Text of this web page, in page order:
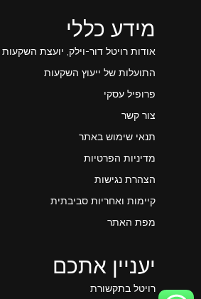
מידע כללי
אודות רויטל דור-וילק, יועצת השקעות
התועלות של ייעוץ השקעות
פרופיל עסקי
צור קשר
תנאי שימוש באתר
מדיניות הפרטיות
הצהרת נגישות
קיימות ואחריות סביבתית
מפת האתר
יעניין אתכם
רויטל בתקשורת